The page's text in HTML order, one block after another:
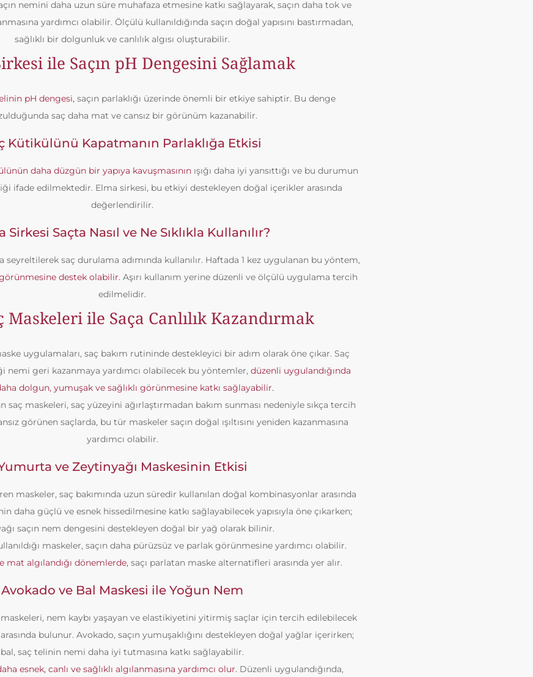
nemini daha uzun süre muhafaza etmesine katkı sağlayarak, saçın daha tok ve
yardımcı olabilir. Ölçülü kullanıldığında saçın doğal yapısını bastırmadan,
sağlıklı bir dolgunluk ve canlılık algısı oluşturabilir.
ile Saçın pH Dengesini Sağlamak
pH dengesi,saçın parlaklığı üzerinde önemli bir etkiye sahiptir. Bu denge
saç daha mat ve cansız bir görünüm kazanabilir.
Kütikülünü Kapatmanın Parlaklığa Etkisi
daha düzgün bir yapıya kavuşmasının ışığı daha iyi yansıttığı ve bu durumun
ifade edilmektedir. Elma sirkesi, bu etkiyi destekleyen doğal içerikler arasında
değerlendirilir.
Sirkesi Saçta Nasıl ve Ne Sıklıkla Kullanılır?
seyreltilerek saç durulama adımında kullanılır. Haftada 1 kez uygulanan bu yöntem,
destek olabilir. Aşırı kullanım yerine düzenli ve ölçülü uygulama tercih
edilmelidir.
Maskeleri ile Saça Canlılık Kazandırmak
uygulamaları, saç bakım rutininde destekleyici bir adım olarak öne çıkar. Saç
nemi geri kazanmaya yardımcı olabilecek bu yöntemler, düzenli uygulandığında
dolgun, yumuşak ve sağlıklı görünmesine katkı sağlayabilir.
saç maskeleri, saç yüzeyini ağırlaştırmadan bakım sunması nedeniyle sıkça tercih
görünen saçlarda, bu tür maskeler saçın doğal ışıltısını yeniden kazanmasına
yardımcı olabilir.
ve Zeytinyağı Maskesinin Etkisi
maskeler, saç bakımında uzun süredir kullanılan doğal kombinasyonlar arasında
daha güçlü ve esnek hissedilmesine katkı sağlayabilecek yapısıyla öne çıkarken;
saçın nem dengesini destekleyen doğal bir yağ olarak bilinir.
maskeler, saçın daha pürüzsüz ve parlak görünmesine yardımcı olabilir.
mat algılandığı dönemlerde,saçı parlatan maske alternatifleri arasında yer alır.
Avokado ve Bal Maskesi ile Yoğun Nem
nem kaybı yaşayan ve elastikiyetini yitirmiş saçlar için tercih edilebilecek
bulunur. Avokado, saçın yumuşaklığını destekleyen doğal yağlar içerirken;
bal, saç telinin nemi daha iyi tutmasına katkı sağlayabilir.
esnek, canlı ve sağlıklı algılanmasına yardımcı olur. Düzenli uygulandığında,